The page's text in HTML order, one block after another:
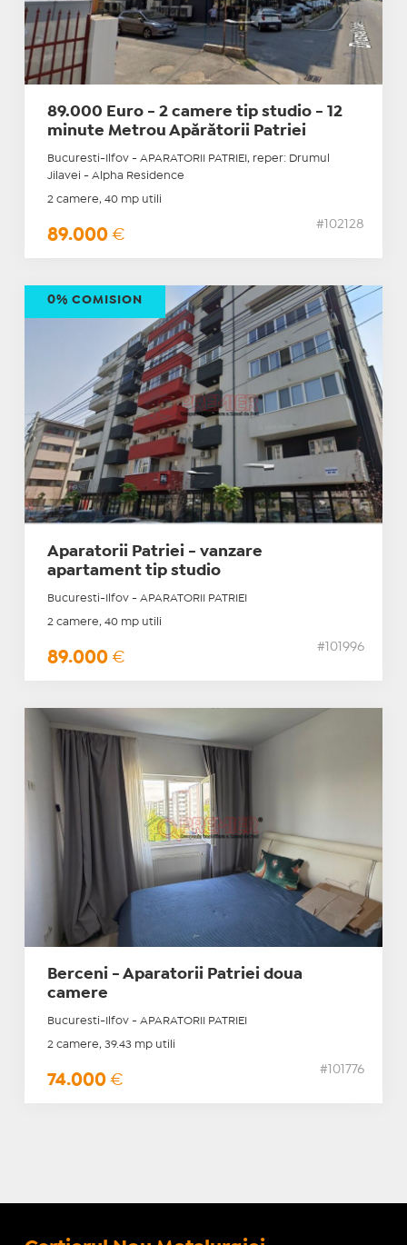
89.000 Euro - 2 camere tip studio - 12
minute Metrou Apărătorii Patriei
Bucuresti-Ilfov - APARATORII PATRIEI, reper: Drumul
Jilavei - Alpha Residence
2 camere, 40 mp utili
89.000 €
#102128
Aparatorii Patriei - vanzare
apartament tip studio
Bucuresti-Ilfov - APARATORII PATRIEI
2 camere, 40 mp utili
89.000 €
#101996
0% COMISION
Berceni - Aparatorii Patriei doua
camere
Bucuresti-Ilfov - APARATORII PATRIEI
2 camere, 39.43 mp utili
74.000 €
#101776